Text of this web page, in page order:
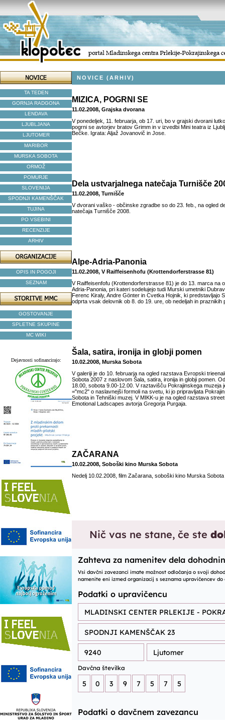
TA TEDEN
GORNJA RADGONA
LENDAVA
LJUBLJANA
LJUTOMER
MARIBOR
MURSKA SOBOTA
ORMOŽ
POMURJE
SLOVENIJA
SPODNJI KAMENŠČAK
TUJINA
PO VSEBINI
RECENZIJE
ARHIV
OPIS IN POGOJI
SEZNAM
GOSTOVANJE
SPLETNE SKUPINE
MC WIKI
Dejavnosti sofinancirajo:
NOVICE (ARHIV)
MIZICA, POGRNI SE
11.02.2008, Grajska dvorana
V ponedeljek, 11. februarja, ob 17. uri, bo v grajski dvorani
pogrni se avtorjev bratov Grimm in v izvedbi Mini teatra iz
Bečke. Igrata: Aljaž Jovanovič in Jose.
Dela ustvarjalnega natečaja Turnišče
11.02.2008, Turnišče
V dvorani vaško - občinske zgradbe so do 23. feb., na ogled
natečaja Turnišče 2008.
Alpe-Adria-Panonia
11.02.2008, V Raiffeisenhofu (Krottendorferstrasse 81)
V Raiffeisenfofu (Krottendorferstrasse 81) je do 13. marca na
Adria-Panonia, pri kateri sodelujejo tudi Murski umetniki
Ferenc Kiraly, Andre Gönter in Cvetka Hojnik, ki predstavljajo
odprta vsak delovnik ob 8. do 19. ure, ob nedeljah in praznikih
Šala, satira, ironija in globji pomen
10.02.2008, Murska Sobota
V galeriji je do 10. februarja na ogled razstava Evropski
Sobota 2007 z naslovom Šala, satira, ironija in globji pomen.
18.00, sobota 9.00-12.00. V raztavišču Pokrajinskega muzeja
="mc2" o naslavnejši formoli na svetu, ki jo pripravljata
Sobota in Tehniški muzej. V MIKK-u je na ogled razstava
Emotional Ladscapes avtorja Gregorja Purgaja.
ZAČARANA
10.02.2008, Soboški kino Murska Sobota
Nedelj 10.02.2008, film Začarana, soboški kino Murska